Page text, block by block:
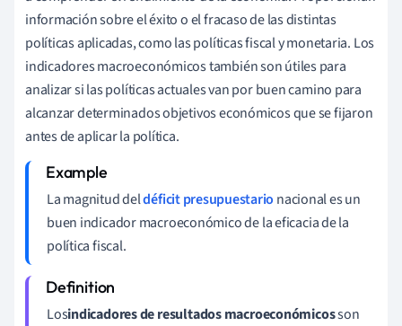
información sobre el éxito o el fracaso de las distintas
políticas aplicadas, como las políticas fiscal y monetaria. Los
indicadores macroeconómicos también son útiles para
analizar si las políticas actuales van por buen camino para
alcanzar determinados objetivos económicos que se fijaron
antes de aplicar la política.
La magnitud deldéficit presupuestario nacional es un
buen indicador macroeconómico de la eficacia de la
política fiscal.
Losindicadores de resultados macroeconómicosson